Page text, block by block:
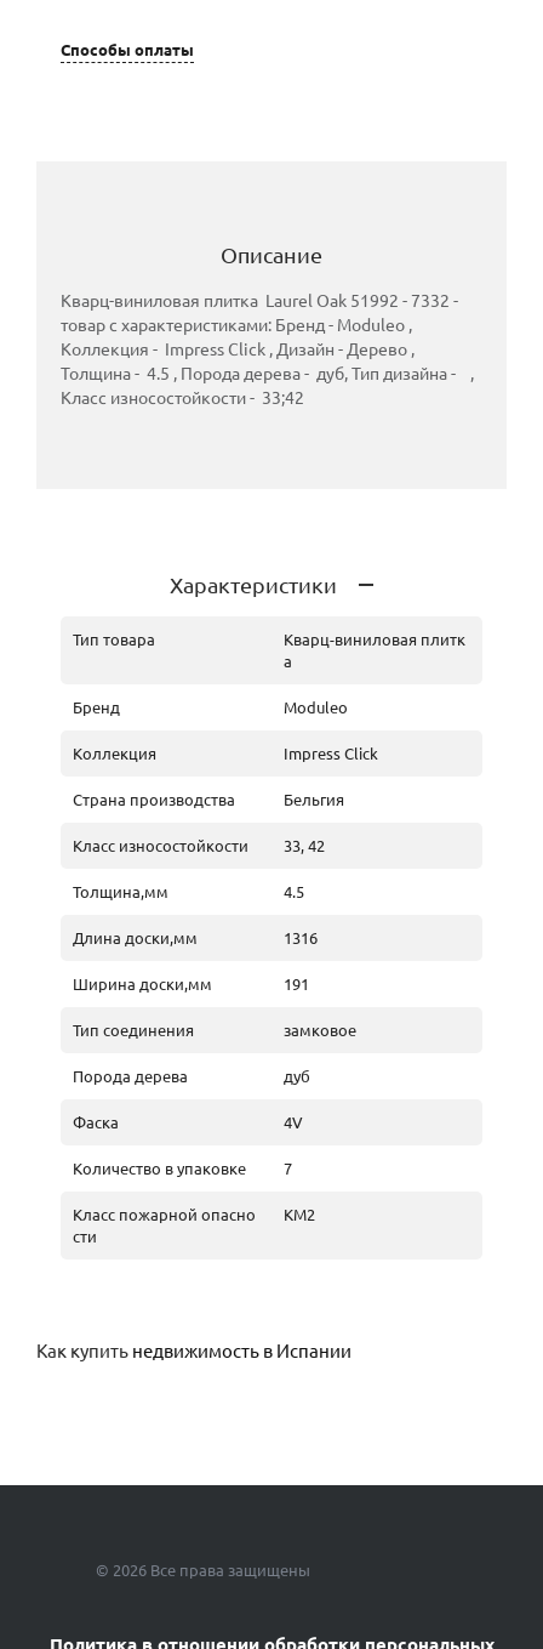
Способы оплаты
Описание
Кварц-виниловая плитка Laurel Oak 51992 - 7332 -
товар с характеристиками: Бренд - Moduleo ,
Коллекция - Impress Click , Дизайн - Дерево ,
Толщина - 4.5 , Порода дерева - дуб, Тип дизайна - ,
Класс износостойкости - 33;42
Характеристики
Тип товара
Кварц-виниловая плитк
а
Бренд Moduleo
Коллекция Impress Click
Страна производства Бельгия
Класс износостойкости 33, 42
Толщина,мм 4.5
Длина доски,мм 1316
Ширина доски,мм 191
Тип соединения замковое
Порода дерева дуб
Фаска 4V
Количество в упаковке 7
Класс пожарной опасно
сти
КМ2
Как купить недвижимость в Испании
© 2026 Все права защищены
Политика в отношении обработки персональных